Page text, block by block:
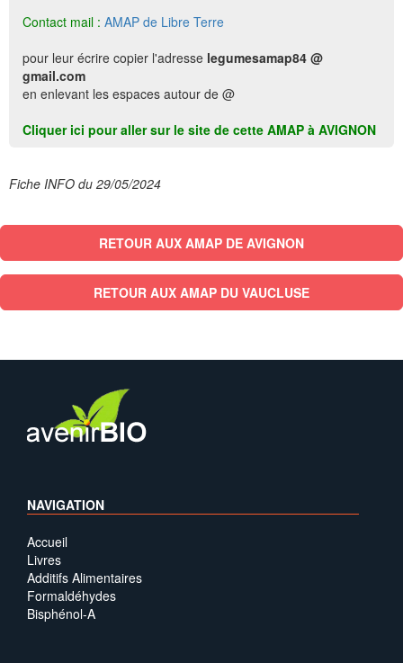
Contact mail : AMAP de Libre Terre
pour leur écrire copier l'adresse legumesamap84 @
gmail.com
en enlevant les espaces autour de @
Cliquer ici pour aller sur le site de cette AMAP à AVIGNON
Fiche INFO du 29/05/2024
RETOUR AUX AMAP DE AVIGNON
RETOUR AUX AMAP DU VAUCLUSE
NAVIGATION
Accueil
Livres
Additifs Alimentaires
Formaldéhydes
Bisphénol-A